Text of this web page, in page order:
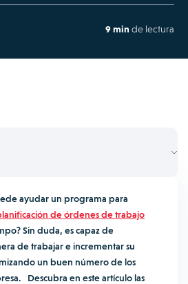
9 min de lectura
ayudar un programa para
de órdenes de trabajo
Sin duda, es capaz de
de trabajar e incrementar su
un buen número de los
Descubra en este artículo las